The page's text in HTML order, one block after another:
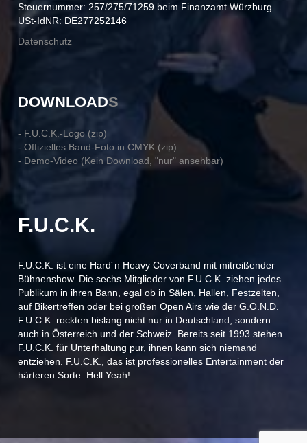
Steuernummer: 257/275/71259 beim Finanzamt Würzburg
USt-IdNR: DE277252146
Datenschutz
DOWNLOADS
- F.U.C.K.-Logo (zip)
- Offizielles Band-Foto in CMYK (zip)
- Demo-Video (Kein Download, "nur" ansehbar)
F.U.C.K.
F.U.C.K. ist eine Hard´n Heavy Coverband mit mitreißender
Bühnenshow. Die sechs Mitglieder von F.U.C.K. ziehen jedes
Publikum in ihren Bann, egal ob in Sälen, Hallen, Festzelten,
auf Bikertreffen oder bei großen Open Airs wie der G.O.N.D.
F.U.C.K. rockten bislang nicht nur in Deutschland, sondern
auch in Österreich und der Schweiz. Bereits seit 1993 stehen
F.U.C.K. für Unterhaltung pur, ihnen kann sich niemand
entziehen. F.U.C.K., das ist professionelles Entertainment der
härteren Sorte. Hell Yeah!